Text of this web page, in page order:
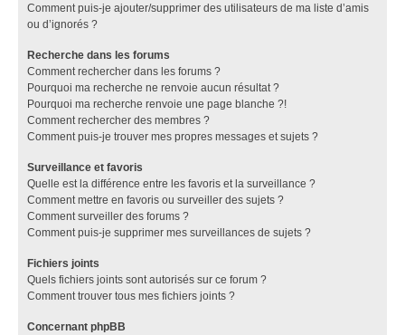
Comment puis-je ajouter/supprimer des utilisateurs de ma liste d’amis
ou d’ignorés ?
Recherche dans les forums
Comment rechercher dans les forums ?
Pourquoi ma recherche ne renvoie aucun résultat ?
Pourquoi ma recherche renvoie une page blanche ?!
Comment rechercher des membres ?
Comment puis-je trouver mes propres messages et sujets ?
Surveillance et favoris
Quelle est la différence entre les favoris et la surveillance ?
Comment mettre en favoris ou surveiller des sujets ?
Comment surveiller des forums ?
Comment puis-je supprimer mes surveillances de sujets ?
Fichiers joints
Quels fichiers joints sont autorisés sur ce forum ?
Comment trouver tous mes fichiers joints ?
Concernant phpBB